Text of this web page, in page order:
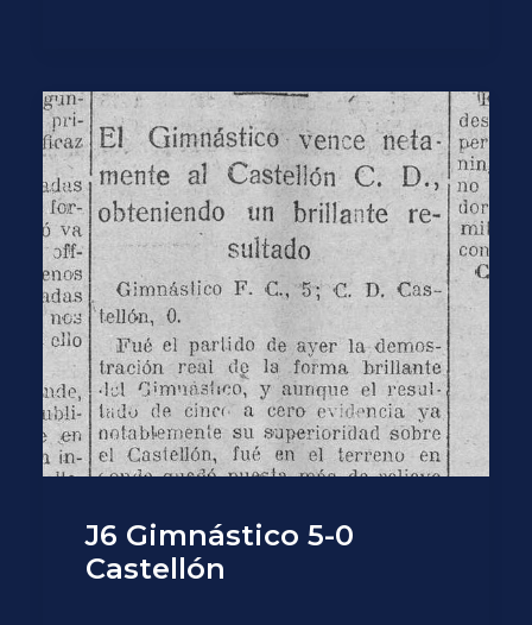
J6 Gimnástico 5-0
Castellón